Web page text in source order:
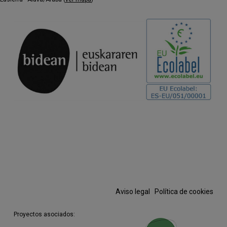
cada una de las cuales arrastra su propia y
La práctica antropófaga y sus
motivaciones (los primeros signos
datan de hace 800.000 años en
Atapuerca, a tan sólo 100 kilómetros
de Azala)
La cocina de la carne y los conflictos
poder político y económico, y la
textual ha participado (también) en el
Aviso legal Política de cookies
Proyectos asociados: